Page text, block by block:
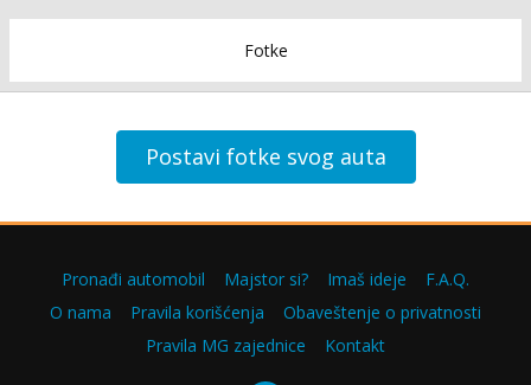
Fotke
Postavi fotke svog auta
Pronađi automobil Majstor si? Imaš ideje
F.A.Q.
O nama
Pravila korišćenja
Obaveštenje o privatnosti
Pravila MG zajednice
Kontakt